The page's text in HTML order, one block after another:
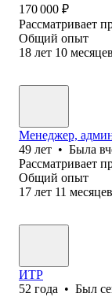
170 000 ₽
Рассматривает
Общий опыт
18 лет 10 месяцев
Менеджер,
49 лет • Была
Рассматривает
Общий опыт
17 лет 11 месяцев
ИТР
52 года • Был